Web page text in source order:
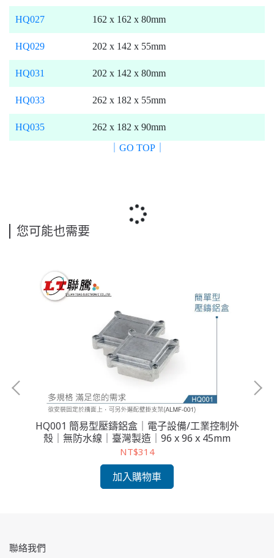
HQ027 162 x 162 x 80mm
HQ029 202 x 142 x 55mm
HQ031 202 x 142 x 80mm
HQ033 262 x 182 x 55mm
HQ035
262 x 182 x 90mm
｜GO TOP｜
您可能也需要
HQ001 簡易型壓鑄鋁盒｜電子設備/工業控制外
殼｜無防水線｜臺灣製造｜96 x 96 x 45mm
NT$314
加入購物車
聯絡我們